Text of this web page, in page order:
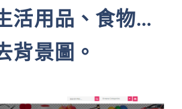
活用品、食物…
背景圖。